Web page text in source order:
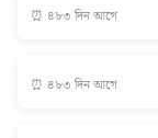
⏰ ৪৮৩ দিন আগে
⏰ ৪৮৩ দিন আগে